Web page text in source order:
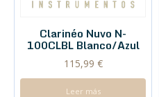
Clarinéo Nuvo N-
100CLBL Blanco/Azul
115,99 €
Leer más